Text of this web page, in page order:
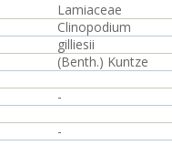
Lamiaceae
Clinopodium
gilliesii
(Benth.) Kuntze
-
-